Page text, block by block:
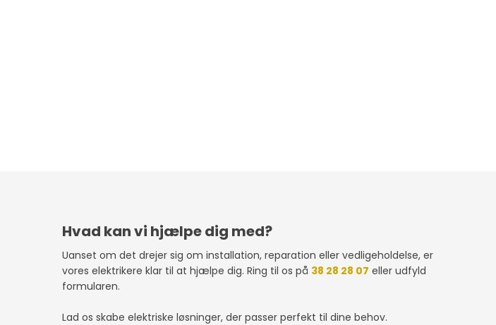
Hvad kan vi hjælpe dig med?
Uanset om det drejer sig om installation, reparation eller vedligeholdelse, er
vores elektrikere klar til at hjælpe dig. Ring til os på 38 28 28 07 eller udfyld
formularen.
Lad os skabe elektriske løsninger, der passer perfekt til dine behov.